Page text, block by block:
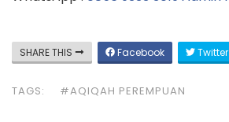
SHARE THIS Facebook Twitter
TAGS: #AQIQAH PEREMPUAN